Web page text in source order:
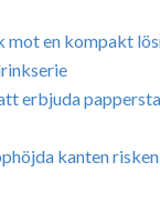
mot en kompakt
erbjuda
kanten